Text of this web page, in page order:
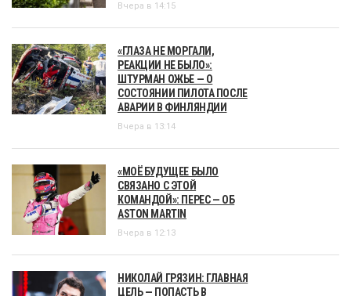
Вчера в 14:15
«ГЛАЗА НЕ МОРГАЛИ,
РЕАКЦИИ НЕ БЫЛО»:
ШТУРМАН ОЖЬЕ — О
СОСТОЯНИИ ПИЛОТА ПОСЛЕ
АВАРИИ В ФИНЛЯНДИИ
Вчера в 13:14
«МОЁ БУДУЩЕЕ БЫЛО
СВЯЗАНО С ЭТОЙ
КОМАНДОЙ»: ПЕРЕС — ОБ
ASTON MARTIN
Вчера в 12:13
НИКОЛАЙ ГРЯЗИН: ГЛАВНАЯ
ЦЕЛЬ — ПОПАСТЬ В